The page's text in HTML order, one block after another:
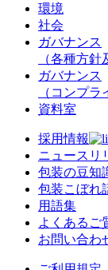
環境
社会
ガバナンス
（各種方針
ガバナンス
（コンプ
資料室
採用情報
ニュースリ
包装の豆知
包装こぼれ
用語集
よくあるご
お問い合わ